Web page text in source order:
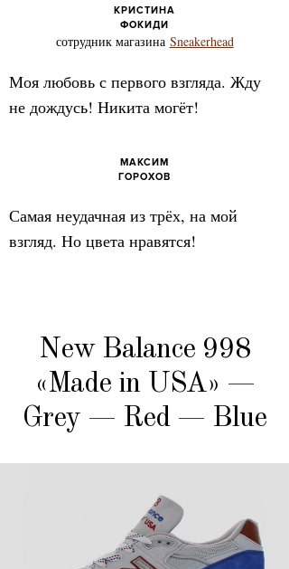
КРИСТИНА
ФОКИДИ
сотрудник магазина Sneakerhead
Моя любовь с первого взгляда. Жду
не дождусь! Никита могёт!
МАКСИМ
ГОРОХОВ
Самая неудачная из трёх, на мой
взгляд. Но цвета нравятся!
New Balance 998
«Made in USA» —
Grey — Red — Blue